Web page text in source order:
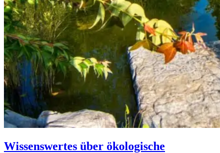
Wissenswertes über ökologische